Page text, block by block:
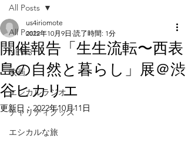
All Posts
NEWS
映画
エシカルラジオ
チャリティグッズ
エシカルな旅
All Posts
開催報告「生生流転〜西表
島の自然と暮らし」展＠渋
谷ヒカリエ
us4iriomote
2022年10月9日 読了時間: 1分
更新日：2022年10月11日